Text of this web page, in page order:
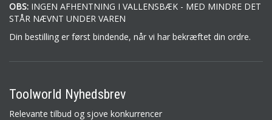
OBS: INGEN AFHENTNING I VALLENSBÆK - MED MINDRE DET
STÅR NÆVNT UNDER VAREN
Din bestilling er først bindende, når vi har bekræftet din ordre.
Toolworld Nyhedsbrev
Relevante tilbud og sjove konkurrencer